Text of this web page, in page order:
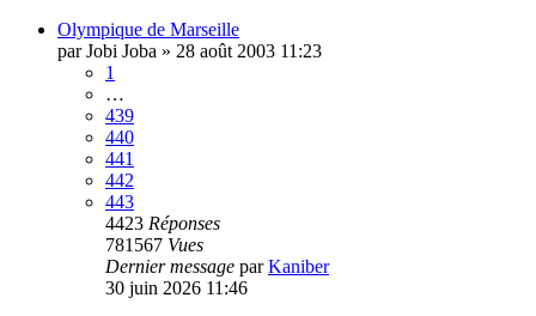
Olympique de Marseille
parJobi Joba » 28 août 2003 11:23
1
…
439
440
441
442
443
4423 Réponses
781567 Vues
Dernier message parKaniber
30 juin 2026 11:46